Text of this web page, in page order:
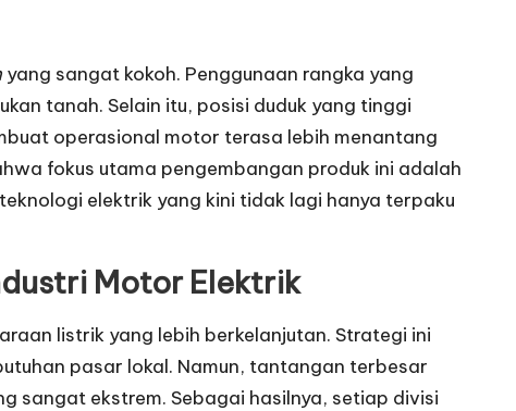
yang sangat kokoh. Penggunaan rangka yang
tanah. Selain itu, posisi duduk yang tinggi
operasional motor terasa lebih menantang
fokus utama pengembangan produk ini adalah
elektrik yang kini tidak lagi hanya terpaku
Motor Elektrik
listrik yang lebih berkelanjutan. Strategi ini
pasar lokal. Namun, tantangan terbesar
sangat ekstrem. Sebagai hasilnya, setiap divisi